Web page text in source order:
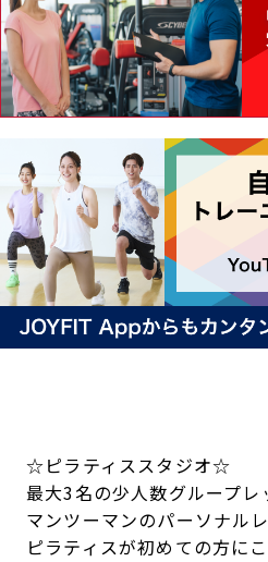
☆ピラティススタジオ☆
最大3名の少人数グループレ
マンツーマンのパーソナル
ピラティスが初めての方に